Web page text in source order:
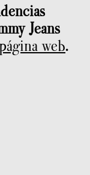
Jeans
web.